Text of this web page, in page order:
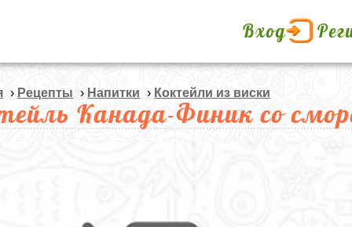
Вход
› Рецепты › Напитки › Коктейли из виски
Канада-Финик со